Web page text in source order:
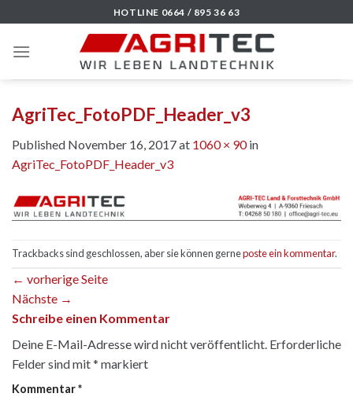
to
content
HOTLINE 0664 / 895 36 63
AgriTec_FotoPDF_Header_v3
Published November 16, 2017at 1060 × 90in
AgriTec_FotoPDF_Header_v3
Trackbacks sind geschlossen, aber sie können gerneposte ein kommentar.
← vorherige Seite
Nächste →
Schreibe einen Kommentar
Deine E-Mail-Adresse wird nicht veröffentlicht. Erforderliche
Felder sind mit* markiert
Kommentar*